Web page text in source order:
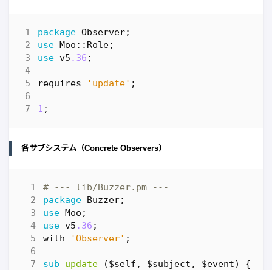
package Observer;
use Moo::Role;
use v5 .36 ;
requires 'update' ;
1 ;
各サブシステム（Concrete Observers）
# --- lib/Buzzer.pm ---
package Buzzer;
use Moo ;
use v5 .36 ;
with
'Observer' ;
sub update
($self, $subject, $event) {